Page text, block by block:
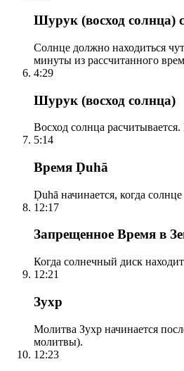
Шурук (восход солнца)
Солнце должно находиться
минуты из рассчитанного
4:29
Шурук (восход солнца)
Восход солнца
5:14
Время Ḍuhā
Ḍuhā начинается, когда
12:17
Запрещенное Время в
Когда солнечный диск
12:21
Зухр
Молитва Зухр начинается
молитвы).
12:23